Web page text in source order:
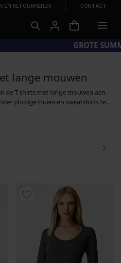
EN RETOURNEREN CONTACT
lange mouwen
de T-shirts met lange mouwen aan
pluizige truien en sweatshirts te
broeken en rokken. In ons
word je warmgehouden door